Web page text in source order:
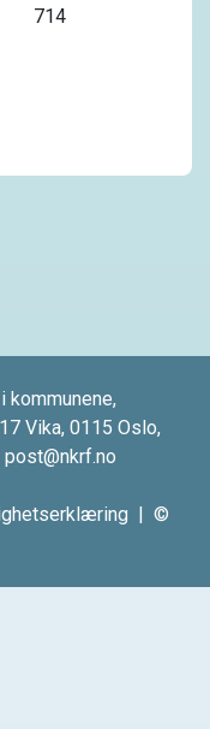
714
kommunene,
Vika, 0115 Oslo,
post@nkrf.no
| ©